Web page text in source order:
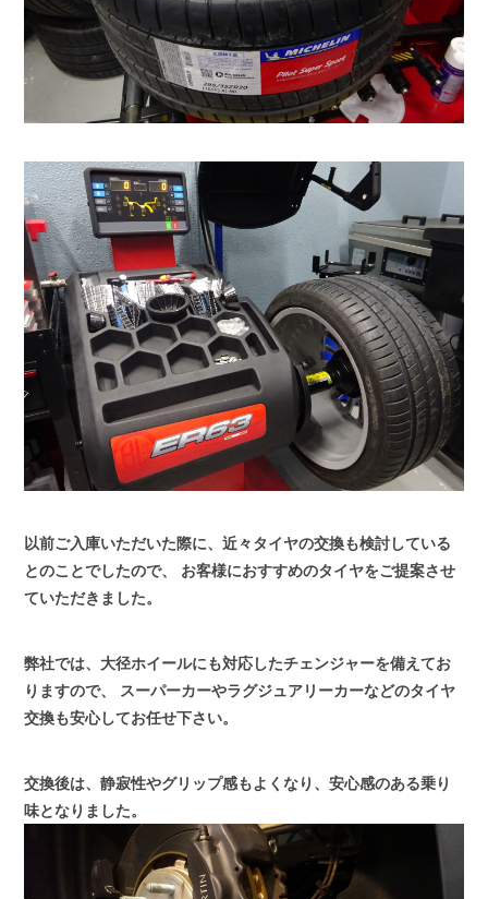
以前ご入庫いただいた際に、近々タイヤの交換も検討している
とのことでしたので、
お客様におすすめのタイヤをご提案させ
ていただきました。
弊社では、大径ホイールにも対応したチェンジャーを備えてお
りますので、
スーパーカーやラグジュアリーカーなどのタイヤ
交換も安心してお任せ下さい。
交換後は、静寂性やグリップ感もよくなり、安心感のある乗り
味となりました。